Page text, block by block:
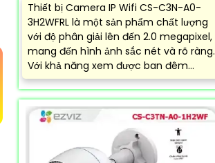
Thiết bị Camera IP Wifi CS-C3N-A0-
3H2WFRL là một sản phẩm chất lượng
với độ phân giải lên đến 2.0 megapixel,
mang đến hình ảnh sắc nét và rõ ràng.
Với khả năng xem được ban đêm...